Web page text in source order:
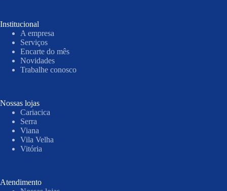
Institucional
A empresa
Serviços
Encarte do mês
Novidades
Trabalhe conosco
Nossas lojas
Cariacica
Serra
Viana
Vila Velha
Vitória
Atendimento